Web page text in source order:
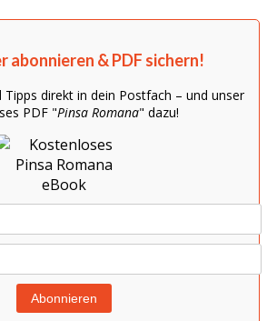
abonnieren & PDF sichern!
Tipps direkt in dein Postfach – und unser
PDF "Pinsa Romana" dazu!